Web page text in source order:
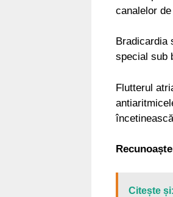
canalelor
Bradicardia
special sub
Flutterul
Citește și: